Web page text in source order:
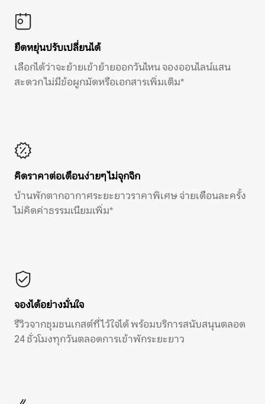
ยืดหยุ่นปรับเปลี่ยนได้
เลือกได้ว่าจะย้ายเข้าย้ายออกวันไหน จองออนไลน์แสน
สะดวก ไม่มีข้อผูกมัดหรือเอกสารเพิ่มเติม*
คิดราคาต่อเดือนง่ายๆ ไม่จุกจิก
บ้านพักตากอากาศระยะยาวราคาพิเศษ จ่ายเดือนละครั้ง
ไม่คิดค่าธรรมเนียมเพิ่ม*
จองได้อย่างมั่นใจ
รีวิวจากชุมชนเกสต์ที่ไว้ใจได้ พร้อมบริการสนับสนุนตลอด
24 ชั่วโมงทุกวันตลอดการเข้าพักระยะยาว